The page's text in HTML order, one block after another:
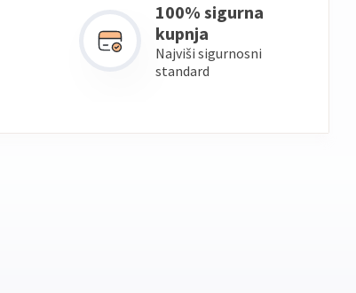
100% sigurna
kupnja
Najviši sigurnosni
standard